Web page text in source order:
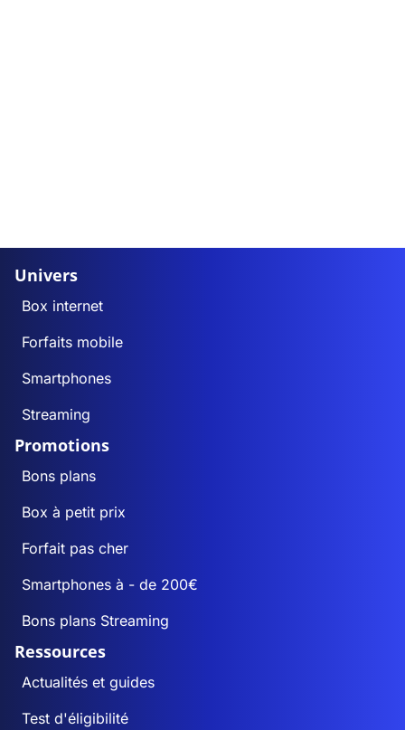
Univers
Box internet
Forfaits mobile
Smartphones
Streaming
Promotions
Bons plans
Box à petit prix
Forfait pas cher
Smartphones à - de 200€
Bons plans Streaming
Ressources
Actualités et guides
Test d'éligibilité